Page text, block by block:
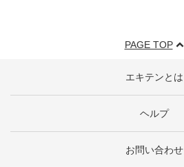
PAGE TOP
エキテンとは
ヘルプ
お問い合わせ